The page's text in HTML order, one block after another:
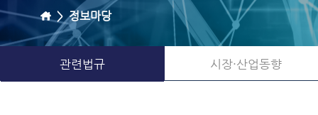
>정보마당
관련법규 시장·산업동향